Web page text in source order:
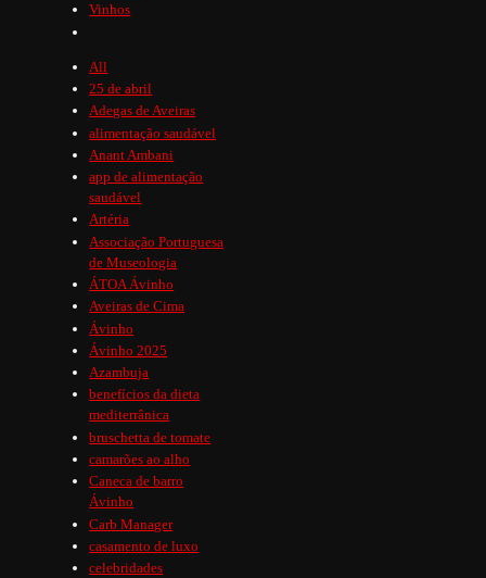
Vinhos
All
25 de abril
Adegas de Aveiras
alimentação saudável
Anant Ambani
app de alimentação
saudável
Artéria
Associação Portuguesa
de Museologia
ÁTOA Ávinho
Aveiras de Cima
Ávinho
Ávinho 2025
Azambuja
benefícios da dieta
mediterrânica
bruschetta de tomate
camarões ao alho
Caneca de barro
Ávinho
Carb Manager
casamento de luxo
celebridades